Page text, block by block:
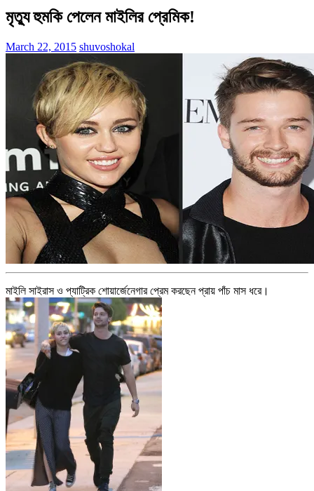
মৃত্যু হুমকি পেলেন মাইলির প্রেমিক!
March 22, 2015 shuvoshokal
মাইলি সাইরাস ও প্যাট্রিক শোয়ার্জেনেগার প্রেম করছেন প্রায় পাঁচ মাস ধরে।